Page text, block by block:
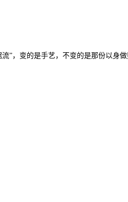
”，变的是手艺，不变的是那份以身做